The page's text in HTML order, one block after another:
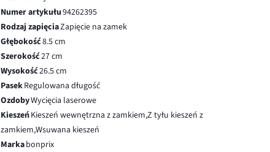
Numer artykułu94262395
Rodzaj zapięciaZapięcie na zamek
Głębokość8.5 cm
Szerokość27 cm
Wysokość26.5 cm
PasekRegulowana długość
OzdobyWycięcia laserowe
KieszeńKieszeń wewnętrzna z zamkiem,Z tyłu kieszeń z
zamkiem,Wsuwana kieszeń
Markabonprix